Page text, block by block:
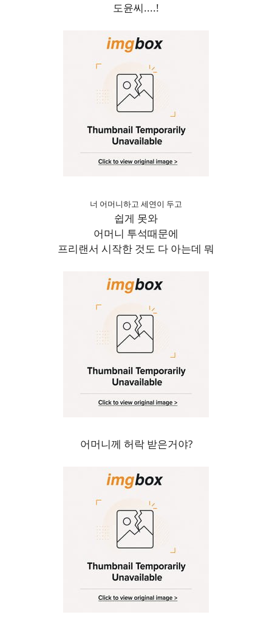
도윤씨....!
너 어머니하고 세연이 두고
쉽게 못와
어머니 투석때문에
프리랜서 시작한 것도 다 아는데 뭐
어머니께 허락 받은거야?